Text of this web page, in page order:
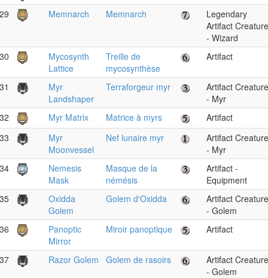
Memnarch Memnarch
Legendary
Artifact Creature
- Wizard
Mycosynth
Lattice
Treille de
mycosynthèse
Artifact
Myr
Landshaper
Terraforgeur myr
Artifact Creature
- Myr
Myr Matrix Matrice à myrs
Artifact
Myr
Moonvessel
Nef lunaire myr
Artifact Creature
- Myr
Nemesis
Mask
Masque de la
némésis
Artifact -
Equipment
Oxidda
Golem
Golem d'Oxidda
Artifact Creature
- Golem
Panoptic
Mirror
Miroir panoptique Artifact
Razor Golem Golem de rasoirs
Artifact Creature
- Golem